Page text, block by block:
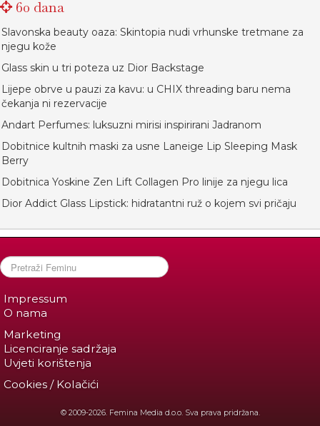
60 dana
Slavonska beauty oaza: Skintopia nudi vrhunske tretmane za
njegu kože
Glass skin u tri poteza uz Dior Backstage
Lijepe obrve u pauzi za kavu: u CHIX threading baru nema
čekanja ni rezervacije
Andart Perfumes: luksuzni mirisi inspirirani Jadranom
Dobitnice kultnih maski za usne Laneige Lip Sleeping Mask
Berry
Dobitnica Yoskine Zen Lift Collagen Pro linije za njegu lica
Dior Addict Glass Lipstick: hidratantni ruž o kojem svi pričaju
Impressum
O nama
Marketing
Licenciranje sadržaja
Uvjeti korištenja
Cookies / Kolačići
© 2009-2026. Femina Media d.o.o. Sva prava pridržana.